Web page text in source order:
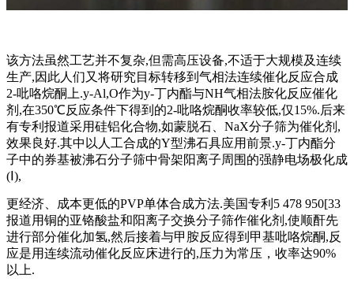
该方法虽然工艺并不复杂,但需高压设备,不适于大规模及连续
生产,因此人们又将研究目标转移到气相法连续催化反应合成
2-吡咯烷酮上.y-Al,O作为y-丁内酯与NH气相法胺化反应催化
剂,在350℃反应条件下得到的2-吡咯烷酮收率较低,仅15%.后来
有专利报道采用硅铝化合物,如蒙脱石、NaX分子筛为催化剂,
效果良好.其中以人工合成的Y型沸石具应用前景.y-丁内酯分
子中的券基被沸石分子筛中骨架阳离子周围的强静电场极化成
(Ⅰ),
更经济、成本更低的PVP单体合成方法.美国专利5 478 950[33
报道用铜的亚铬酸盐和阳离子交换分子筛作催化剂,使顺酐先
进行部分催化加氢,然后接着与甲胺反应得到甲基吡咯烷酮,反
应是用连续流动催化反应床进行的,压力为常压，收率达90%
以上.